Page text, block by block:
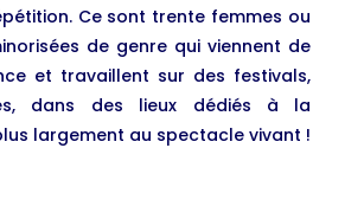
Ce sont trente femmes ou
de genre qui viennent de
et travaillent sur des festivals,
dans des lieux dédiés à la
largement au spectacle vivant !